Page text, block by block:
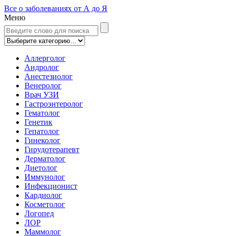
Все о заболеваниях от А до Я
Меню
Аллерголог
Андролог
Анестезиолог
Венеролог
Врач УЗИ
Гастроэнтеролог
Гематолог
Генетик
Гепатолог
Гинеколог
Гирудотерапевт
Дерматолог
Диетолог
Иммунолог
Инфекционист
Кардиолог
Косметолог
Логопед
ЛОР
Маммолог